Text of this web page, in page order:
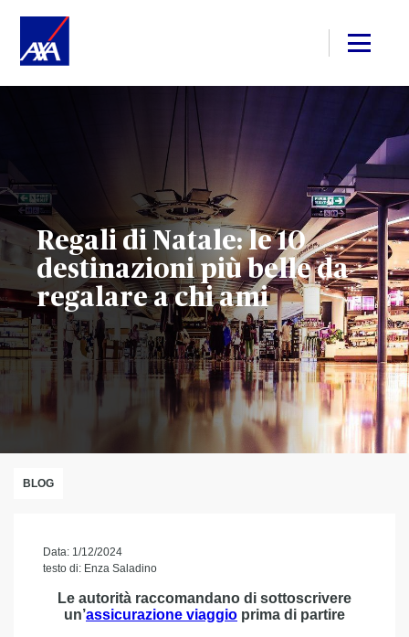
Regali di Natale: le 10
destinazioni più belle da
regalare a chi ami
BLOG
Data: 1/12/2024
testo di: Enza Saladino
Le autorità raccomandano di sottoscrivere
un’assicurazione viaggio prima di partire